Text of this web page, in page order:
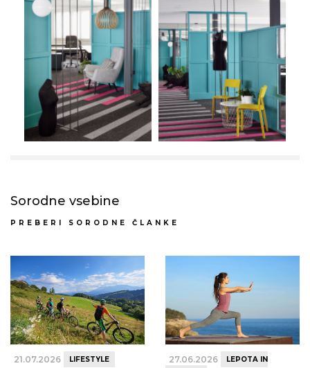
Sorodne vsebine
PREBERI SORODNE ČLANKE
21.07.2026 LIFESTYLE 27.06.2026
LEPOTA IN